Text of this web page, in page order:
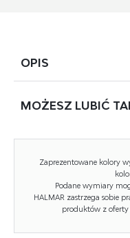
OPIS
wymiary: 78/41/83 cm,
alpejskaZaprezentowane kolory
Podane wymiary
HALMAR zastrzega sobie
produktów z oferty
MOŻESZ LUBIĆ